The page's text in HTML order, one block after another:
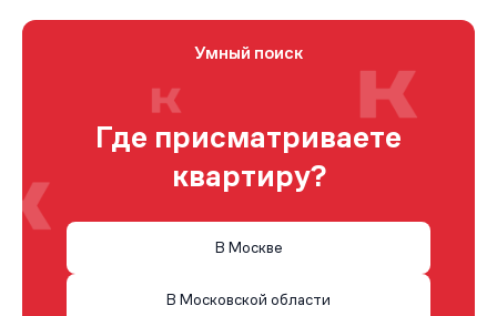
Умный поиск
Где присматриваете
квартиру?
В Москве
В Московской области